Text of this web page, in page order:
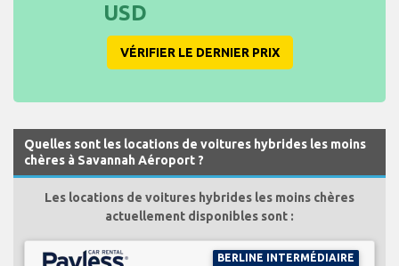
USD
VÉRIFIER LE DERNIER PRIX
Quelles sont les locations de voitures hybrides les moins
chères à Savannah Aéroport ?
Les locations de voitures hybrides les moins chères
actuellement disponibles sont :
BERLINE INTERMÉDIAIRE